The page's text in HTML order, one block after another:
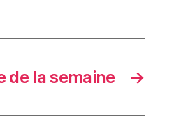
→
de la semaine